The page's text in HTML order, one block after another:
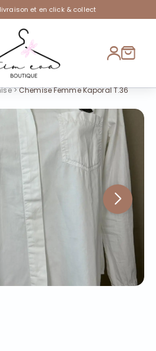
et en click & collect
>Chemise Femme Kaporal T.36